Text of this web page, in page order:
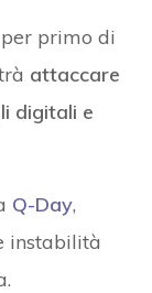
primo di
attaccare
digitali e
Q-Day,
instabilità